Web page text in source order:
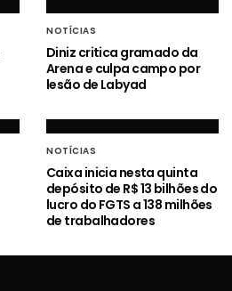
NOTÍCIAS
Diniz critica gramado da
Arena e culpa campo por
lesão de Labyad
NOTÍCIAS
Caixa inicia nesta quinta
depósito de R$ 13 bilhões do
lucro do FGTS a 138 milhões
de trabalhadores